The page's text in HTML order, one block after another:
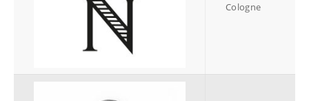
Cologne